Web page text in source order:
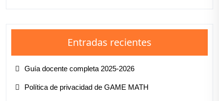
Entradas recientes
Guía docente completa 2025-2026
Política de privacidad de GAME MATH